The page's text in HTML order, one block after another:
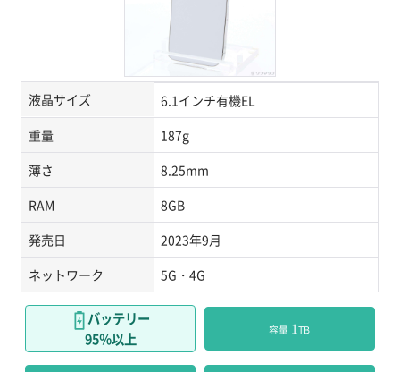
液晶サイズ
6.1インチ有機EL
重量
187g
薄さ
8.25mm
RAM
8GB
発売日
2023年9月
ネットワーク
5G・4G
バッテリー
95％以上
容量 1TB